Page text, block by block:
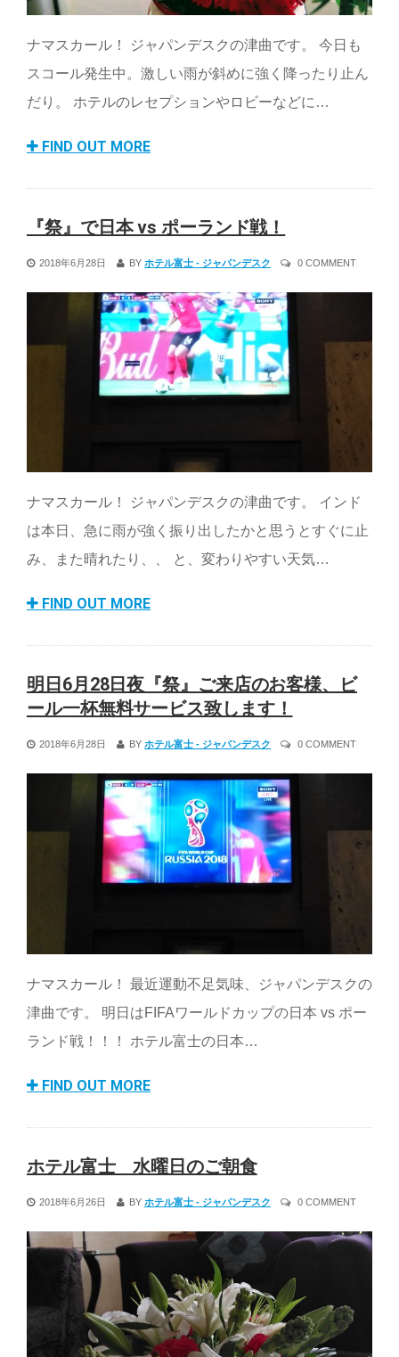
ナマスカール！ ジャパンデスクの津曲です。 今日も
スコール発生中。激しい雨が斜めに強く降ったり止ん
だり。 ホテルのレセプションやロビーなどに…
FIND OUT MORE
『祭』で日本 vs ポーランド戦！
2018年6月28日 BY ホテル富士 - ジャパンデスク 0 COMMENT
ナマスカール！ ジャパンデスクの津曲です。 インド
は本日、急に雨が強く振り出したかと思うとすぐに止
み、また晴れたり、、 と、変わりやすい天気…
FIND OUT MORE
明日6月28日夜『祭』ご来店のお客様、ビ
ール一杯無料サービス致します！
2018年6月28日 BY ホテル富士 - ジャパンデスク 0 COMMENT
ナマスカール！ 最近運動不足気味、ジャパンデスクの
津曲です。 明日はFIFAワールドカップの日本 vs ポー
ランド戦！！！ ホテル富士の日本…
FIND OUT MORE
ホテル富士 水曜日のご朝食
2018年6月26日 BY ホテル富士 - ジャパンデスク 0 COMMENT